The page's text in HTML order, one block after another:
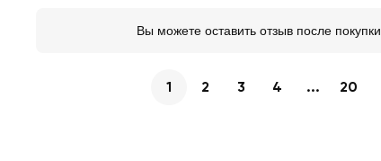
Вы можете оставить отзыв после покупки
1 2 3 4 ... 20